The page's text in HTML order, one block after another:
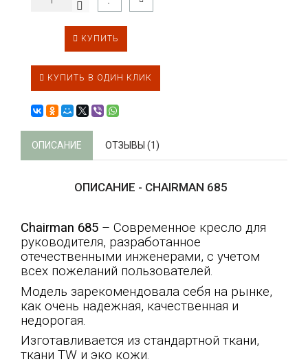
КУПИТЬ
КУПИТЬ В ОДИН КЛИК
ОПИСАНИЕ ОТЗЫВЫ (1)
ОПИСАНИЕ - CHAIRMAN 685
Chairman 685 – Современное кресло для
руководителя, разработанное
отечественными инженерами, с учетом
всех пожеланий пользователей.
Модель зарекомендовала себя на рынке,
как очень надежная, качественная и
недорогая.
Изготавливается из стандартной ткани,
ткани TW и эко кожи.